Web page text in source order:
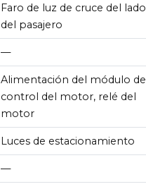
Faro de luz de cruce del lado
del pasajero
—
Alimentación del módulo de
control del motor, relé del
motor
Luces de estacionamiento
—